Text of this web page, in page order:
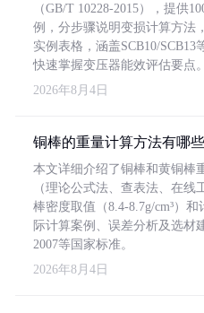
（GB/T 10228-2015），提供
例，分步骤说明变损计算方法
实例表格，涵盖SCB10/
快速掌握变压器能效评估要点。
2026年8月4日
铜棒的重量计算方法有哪些
本文详细介绍了铜棒和黄铜棒
（理论公式法、查表法、在线
棒密度取值（8.4-8.7g/cm³）
际计算案例、误差分析及选材
2007等国家标准。
2026年8月4日